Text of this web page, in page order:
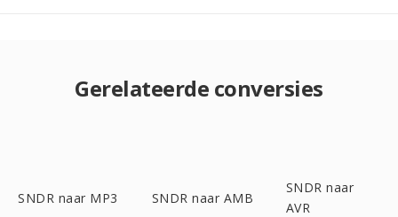
Gerelateerde conversies
SNDR naar MP3 SNDR naar AMB
SNDR naar
AVR